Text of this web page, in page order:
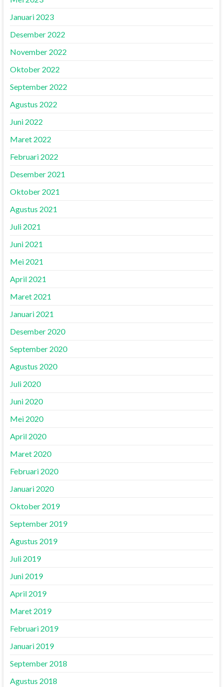
Januari 2023
Desember 2022
November 2022
Oktober 2022
September 2022
Agustus 2022
Juni 2022
Maret 2022
Februari 2022
Desember 2021
Oktober 2021
Agustus 2021
Juli 2021
Juni 2021
Mei 2021
April 2021
Maret 2021
Januari 2021
Desember 2020
September 2020
Agustus 2020
Juli 2020
Juni 2020
Mei 2020
April 2020
Maret 2020
Februari 2020
Januari 2020
Oktober 2019
September 2019
Agustus 2019
Juli 2019
Juni 2019
April 2019
Maret 2019
Februari 2019
Januari 2019
September 2018
Agustus 2018